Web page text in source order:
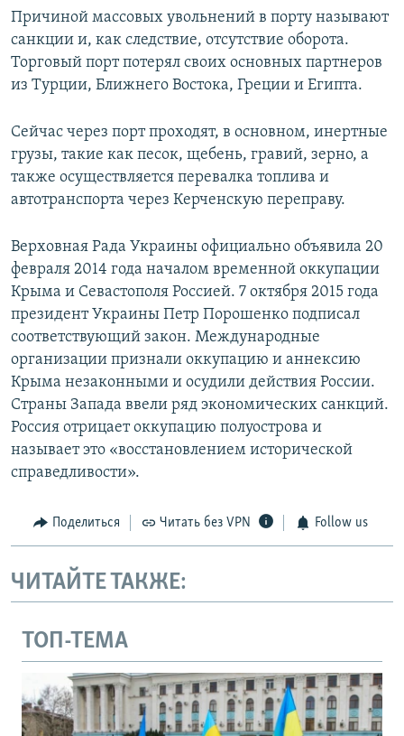
Причиной массовых увольнений в порту называют
санкции и, как следствие, отсутствие оборота.
Торговый порт потерял своих основных партнеров
из Турции, Ближнего Востока, Греции и Египта.
Сейчас через порт проходят, в основном, инертные
грузы, такие как песок, щебень, гравий, зерно, а
также осуществляется перевалка топлива и
автотранспорта через Керченскую переправу.
Верховная Рада Украины официально объявила 20
февраля 2014 года началом временной оккупации
Крыма и Севастополя Россией. 7 октября 2015 года
президент Украины Петр Порошенко подписал
соответствующий закон. Международные
организации признали оккупацию и аннексию
Крыма незаконными и осудили действия России.
Страны Запада ввели ряд экономических санкций.
Россия отрицает оккупацию полуострова и
называет это «восстановлением исторической
справедливости».
Поделиться Читать без VPN Follow us
ЧИТАЙТЕ ТАКЖЕ:
ТОП-ТЕМА